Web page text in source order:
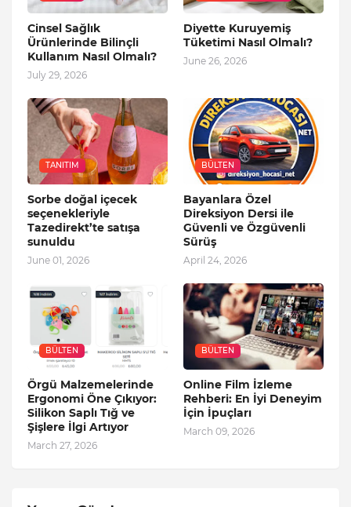
Cinsel Sağlık
Ürünlerinde Bilinçli
Kullanım Nasıl Olmalı?
July 29, 2026
Diyette Kuruyemiş
Tüketimi Nasıl Olmalı?
June 26, 2026
TANITIM
Sorbe doğal içecek
seçenekleriyle
Tazedirekt’te satışa
sunuldu
June 01, 2026
BÜLTEN
Bayanlara Özel
Direksiyon Dersi ile
Güvenli ve Özgüvenli
Sürüş
April 24, 2026
BÜLTEN
Örgü Malzemelerinde
Ergonomi Öne Çıkıyor:
Silikon Saplı Tığ ve
Şişlere İlgi Artıyor
March 27, 2026
BÜLTEN
Online Film İzleme
Rehberi: En İyi Deneyim
İçin İpuçları
March 09, 2026